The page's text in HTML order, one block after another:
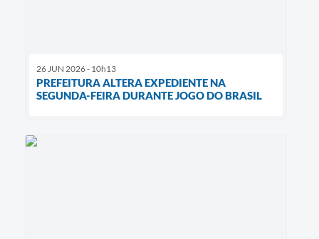
26 JUN 2026 - 10h13
PREFEITURA ALTERA EXPEDIENTE NA
SEGUNDA-FEIRA DURANTE JOGO DO BRASIL